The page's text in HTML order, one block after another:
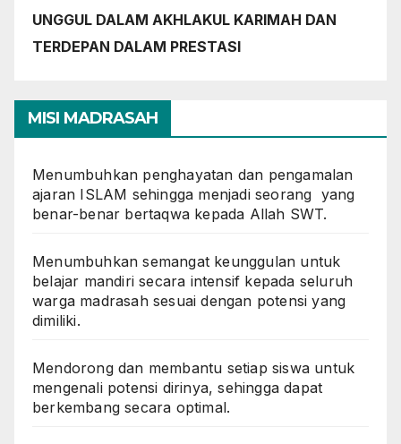
UNGGUL DALAM AKHLAKUL KARIMAH DAN
TERDEPAN DALAM PRESTASI
MISI MADRASAH
Menumbuhkan penghayatan dan pengamalan
ajaran ISLAM sehingga menjadi seorang yang
benar-benar bertaqwa kepada Allah SWT.
Menumbuhkan semangat keunggulan untuk
belajar mandiri secara intensif kepada seluruh
warga madrasah sesuai dengan potensi yang
dimiliki.
Mendorong dan membantu setiap siswa untuk
mengenali potensi dirinya, sehingga dapat
berkembang secara optimal.